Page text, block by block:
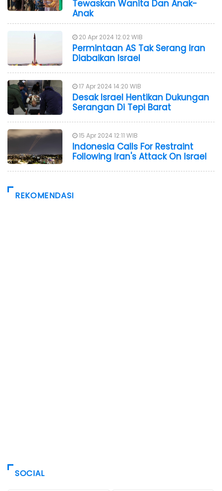
Tewaskan Wanita Dan Anak-
Anak
20 Apr 2024 12:02 WIB
Permintaan AS Tak Serang Iran
Diabaikan Israel
17 Apr 2024 14:20 WIB
Desak Israel Hentikan Dukungan
Serangan Di Tepi Barat
15 Apr 2024 12:11 WIB
Indonesia Calls For Restraint
Following Iran's Attack On Israel
REKOMENDASI
SOCIAL